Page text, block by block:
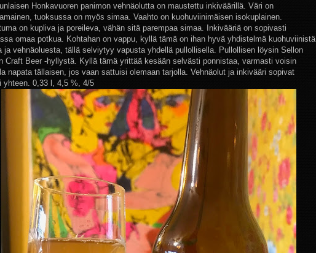
Honkavuoren panimon vehnäolutta on maustettu inkiväärillä. Väri on
tuoksussa on myös simaa. Vaahto on kuohuviinimäisen isokuplainen.
on kupliva ja poreileva, vähän sitä parempaa simaa. Inkivääriä on sopivasti
omaa potkua. Kohtahan on vappu, kyllä tämä on ihan hyvä yhdistelmä kuohuviinistä,
ja vehnäoluesta, tällä selviytyy vapusta yhdellä pullollisella. Pullollisen löysin Sellon
Craft Beer -hyllystä. Kyllä tämä yrittää kesään selvästi ponnistaa, varmasti voisin
napata tällaisen, jos vaan sattuisi olemaan tarjolla. Vehnäolut ja inkivääri sopivat
yhteen. 0,33 l, 4,5 %, 4/5